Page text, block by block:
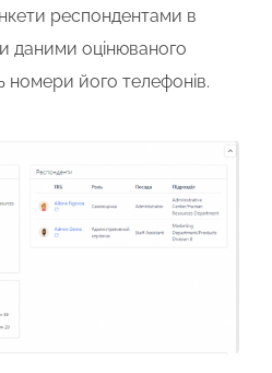
респондентами в
даними оцінюваного
номери його телефонів.